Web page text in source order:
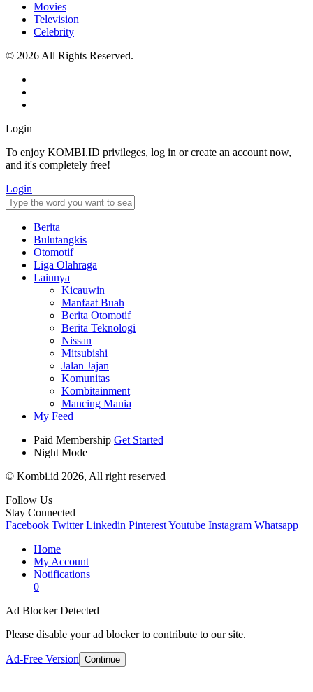
Movies
Television
Celebrity
© 2026 All Rights Reserved.
Login
To enjoy KOMBI.ID privileges, log in or create an account now,
and it's completely free!
Login
Berita
Bulutangkis
Otomotif
Liga Olahraga
Lainnya
Kicauwin
Manfaat Buah
Berita Otomotif
Berita Teknologi
Nissan
Mitsubishi
Jalan Jajan
Komunitas
Kombitainment
Mancing Mania
My Feed
Paid Membership Get Started
Night Mode
© Kombi.id 2026, All right reserved
Follow Us
Stay Connected
Facebook Twitter Linkedin PinterestYoutube Instagram Whatsapp
Home
My Account
Notifications
0
Ad Blocker Detected
Please disable your ad blocker to contribute to our site.
Ad-Free Version Continue